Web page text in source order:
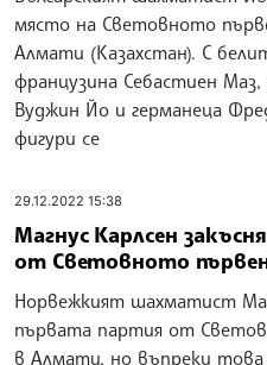
място на Световното
Алмати (Казахстан). С
французина Себастиен
Вуджин Йо и германеца
фигури се
29.12.2022 15:38
Магнус Карлсен
от Световното
Норвежкият шахматист
първата партия от
в Алмати, но въпреки това